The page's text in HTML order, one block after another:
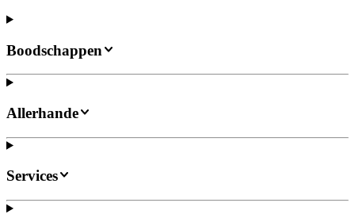
Boodschappen
Allerhande
Services